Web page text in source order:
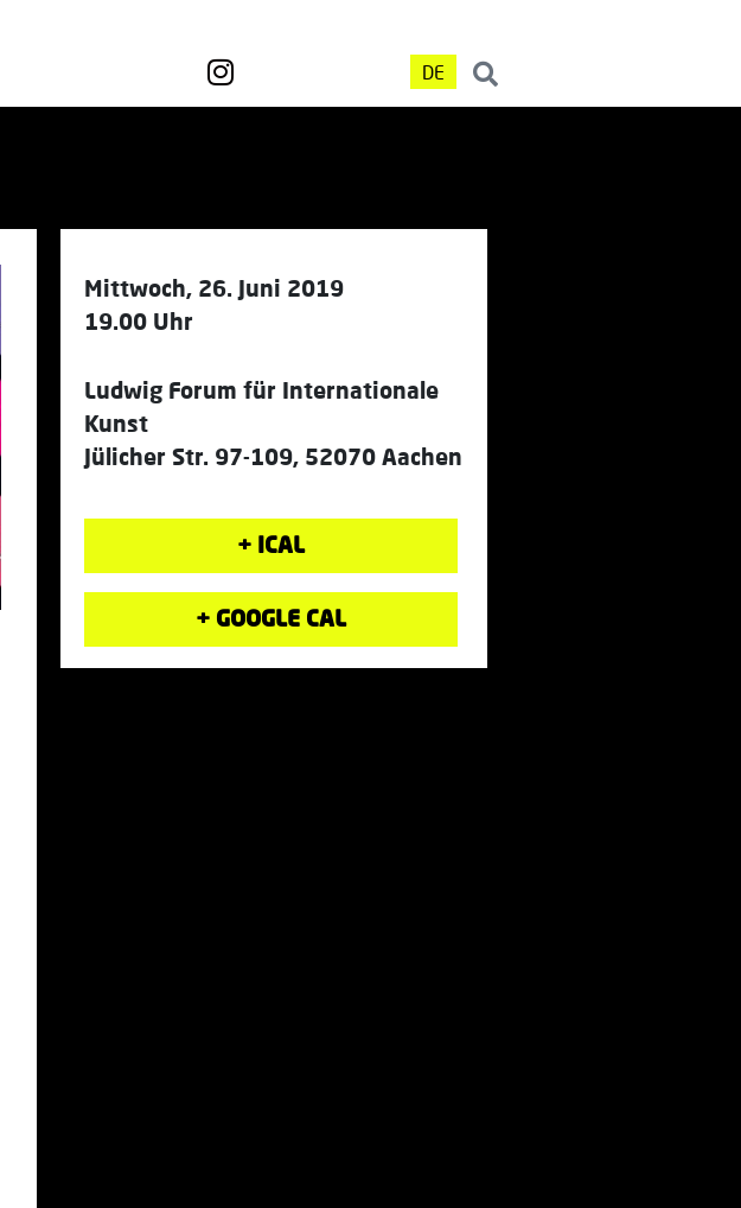
DE
Mittwoch, 26. Juni 2019
19.00 Uhr
Ludwig Forum für Internationale
Kunst
Jülicher Str. 97-109, 52070 Aachen
+ ICAL
+ GOOGLE CAL